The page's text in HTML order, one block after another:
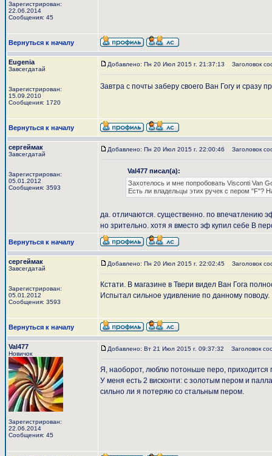
Зарегистрирован:
22.06.2014
Сообщения: 45
Вернуться к началу
Eugenia
Завсегдатай
Зарегистрирован:
15.09.2010
Сообщения: 1720
Добавлено: Пн 20 Июл 2015 г. 21:37:13 Заголовок
Завтра с почты заберу своего Ван Гогу и сразу
Вернуться к началу
сергеймак
Завсегдатай
Зарегистрирован:
05.01.2012
Сообщения: 3593
Добавлено: Пн 20 Июл 2015 г. 22:00:46 Заголовок
Val477 писал(а):
Захотелось и мне попробовать Visconti Van
Есть ли владельцы этих ручек с пером "F"?
да. отличаются. существенно. по впечатлению
но зрительно. хотя я вместо эф купил себе В
Вернуться к началу
сергеймак
Завсегдатай
Зарегистрирован:
05.01.2012
Сообщения: 3593
Добавлено: Пн 20 Июл 2015 г. 22:02:45 Заголовок
Кстати. В магазине в Твери видел Ван Гога
Испытал сильное удивление по данному поводу.
Вернуться к началу
Val477
Новичок
Зарегистрирован:
22.06.2014
Сообщения: 45
Добавлено: Вт 21 Июл 2015 г. 09:37:32 Заголовок
Я, наоборот, люблю потоньше перо, приходится
У меня есть 2 висконти: с золотым пером и
сильно ли я потеряю со стальным пером.